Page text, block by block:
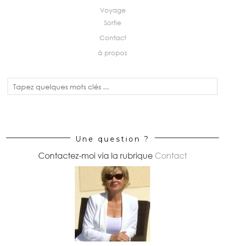
Voyage
Sortie
Contact
à propos
Une question ?
Contactez-moi via la rubrique Contact